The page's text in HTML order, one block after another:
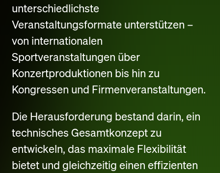
unterschiedlichste
Veranstaltungsformate unterstützen –
von internationalen
Sportveranstaltungen über
Konzertproduktionen bis hin zu
Kongressen und Firmenveranstaltungen.
Die Herausforderung bestand darin, ein
technisches Gesamtkonzept zu
entwickeln, das maximale Flexibilität
bietet und gleichzeitig einen effizienten